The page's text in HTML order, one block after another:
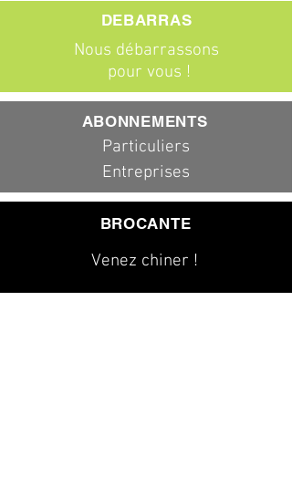
Nous débarrassons
pour vous !
DEBARRAS
ABONNEMENTS
Particuliers
Entreprises
BROCANTE
Venez chiner !